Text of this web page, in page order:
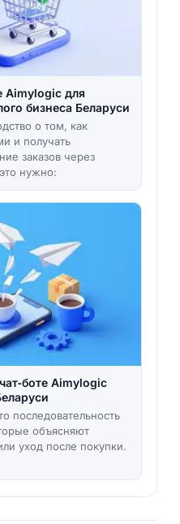
Aimylogic для
бизнеса Беларуси
о том, как
и получать
заказов через
нужно:
Aimylogic
последовательность
объясняют
уход после покупки.